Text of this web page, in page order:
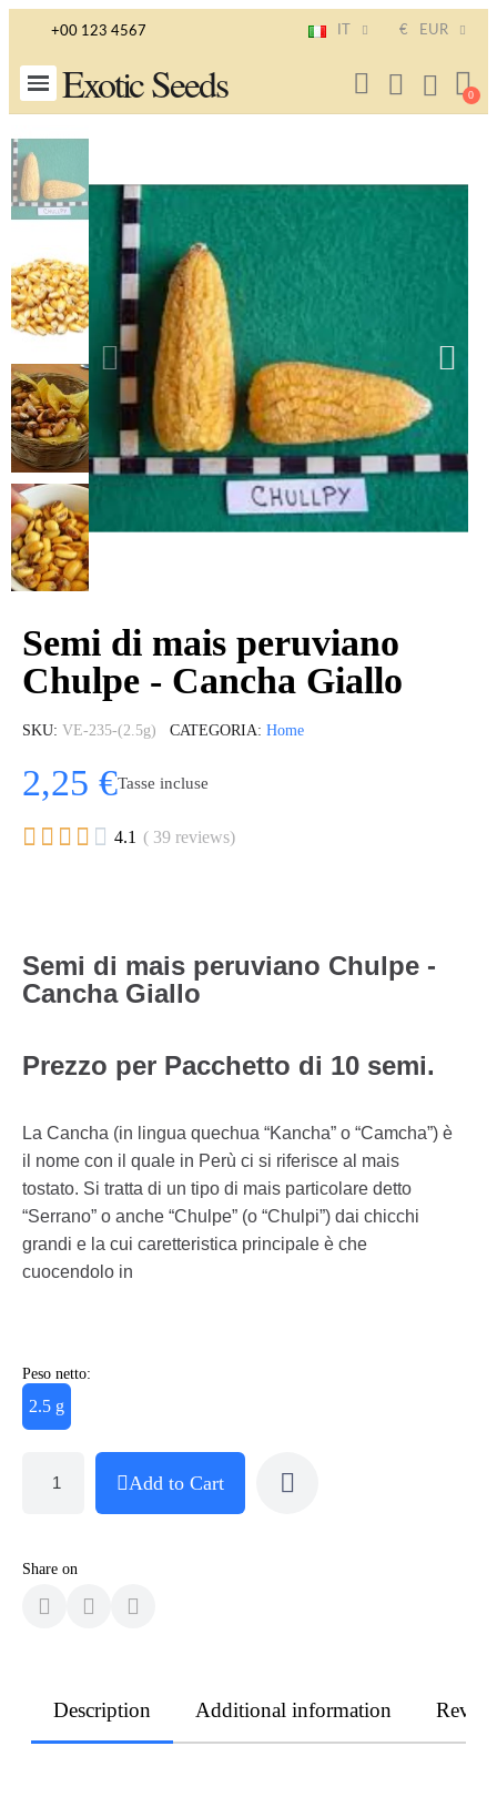
+00 123 4567 € EUR
Exotic Seeds
Semi di mais peruviano
Chulpe - Cancha Giallo
SKU VE-235-(2.5g) CATEGORIA Home
2,25 €Tasse incluse
     4.1 ( 39 reviews)
Semi di mais peruviano Chulpe -
Cancha Giallo
Prezzo per Pacchetto di 10 semi.
La Cancha (in lingua quechua “Kancha” o “Camcha”) è
il nome con il quale in Perù ci si riferisce al mais
tostato. Si tratta di un tipo di mais particolare detto
“Serrano” o anche “Chulpe” (o “Chulpi”) dai chicchi
grandi e la cui caretteristica principale è che
cuocendolo in
Peso netto:
2.5 g
Add to Cart
Share on
Description Additional information